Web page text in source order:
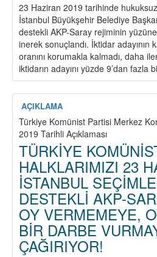
23 Haziran 2019 tarihinde
İstanbul Büyükşehir Belediye
destekli AKP-Saray rejiminin
inerek sonuçlandı. İktidar adayının
oranını korumakla kalmadı, daha
iktidarın adayını yüzde 9’dan fazla
AÇIKLAMA
Türkiye Komünist Partisi Merkez
2019 Tarihli Açıklaması
TÜRKİYE
HALKLARIMIZI 23
İSTANBUL
DESTEKLİ AKP-
OY VERMEMEYE,
BİR DARBE
ÇAĞIRIYOR!